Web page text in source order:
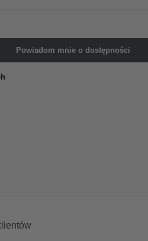
Powiadom mnie o dostępności